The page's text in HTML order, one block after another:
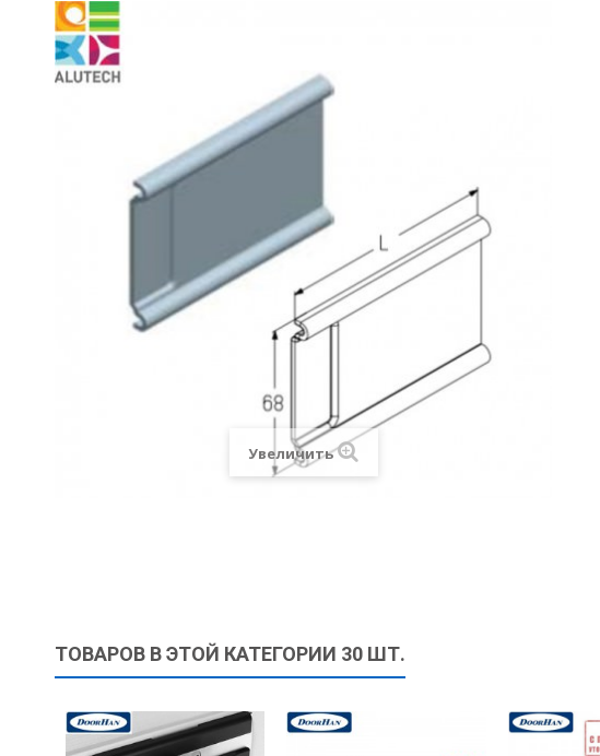
Увеличить
ТОВАРОВ В ЭТОЙ КАТЕГОРИИ 30 ШТ.